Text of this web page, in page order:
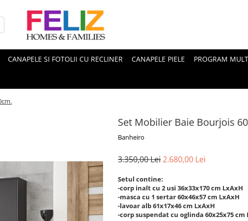
CANAPELE SI FOTOLII CU RECLINER CANAPELE PIELE PROGRAM
Set Mobilier Baie Bourjois
Banheiro
3.350,00 Lei2.680,00 Lei
Setul contine:
-corp inalt cu 2 usi 36x33x170 cm LxAxH
-masca cu 1 sertar 60x46x57 cm LxAxH
-lavoar alb 61x17x46 cm LxAxH
-corp suspendat cu oglinda 60x25x75 cm